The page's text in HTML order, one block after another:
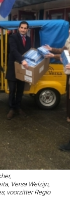
Versa Welzijn,
voorzitter Regio